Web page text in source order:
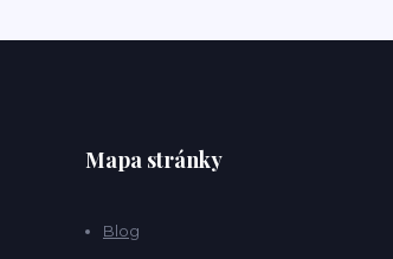
Mapa stránky
Blog